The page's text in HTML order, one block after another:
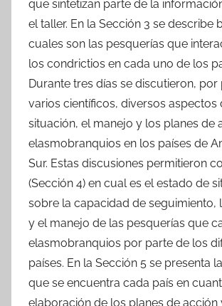
que sintetizan parte de la
el taller. En la Sección 3 se describe
cuales son las pesquerías que
los condrictios en cada uno de los
Durante tres días se discutieron, por
varios científicos, diversos aspectos
situación, el manejo y los planes de
elasmobranquios en los países de
Sur. Estas discusiones permitieron
(Sección 4) en cual es el estado de
sobre la capacidad de seguimiento,
y el manejo de las pesquerías que
elasmobranquios por parte de los
países. En la Sección 5 se presenta
que se encuentra cada país en
elaboración de los planes de acción